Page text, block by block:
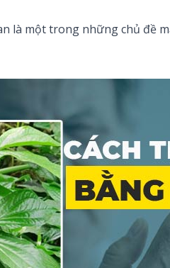
là một trong những chủ đề